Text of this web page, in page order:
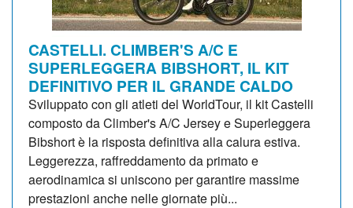
CASTELLI. CLIMBER'S A/C E
SUPERLEGGERA BIBSHORT, IL KIT
DEFINITIVO PER IL GRANDE CALDO
Sviluppato con gli atleti del WorldTour, il kit Castelli
composto da Climber's A/C Jersey e Superleggera
Bibshort è la risposta definitiva alla calura estiva.
Leggerezza, raffreddamento da primato e
aerodinamica si uniscono per garantire massime
prestazioni anche nelle giornate più...